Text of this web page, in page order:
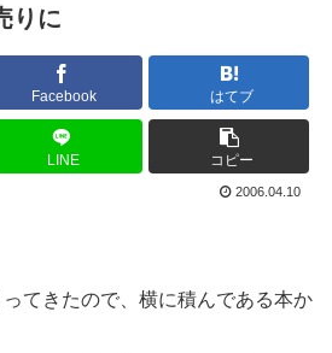
りに
Facebook はてブ
LINE コピー
2006.04.10
てきたので、横に積んである本か